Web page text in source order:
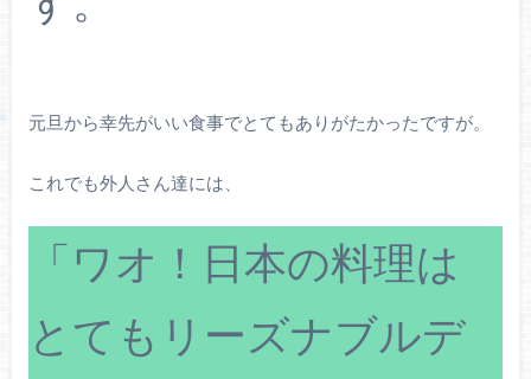
元旦から幸先がいい食事でとてもありがたかったですが。
これでも外人さん達には、
「ワオ！日本の料理は
とてもリーズナブルデ